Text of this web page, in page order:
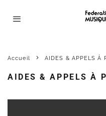
Accueil AIDES & APPELS À
AIDES & APPELS À